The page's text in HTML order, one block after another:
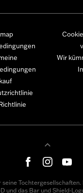
Wir
Tochtergesellschaften.
und das Bar und Shield-